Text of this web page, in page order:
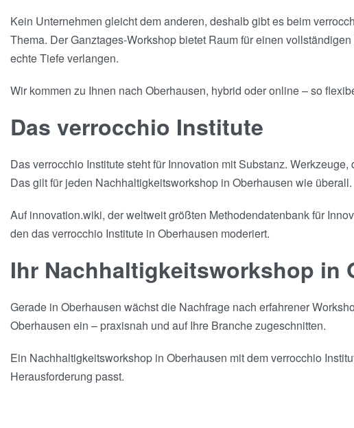
Kein Unternehmen gleicht dem anderen, deshalb gibt es beim
Thema. Der Ganztages-Workshop bietet Raum für einen
echte Tiefe verlangen.
Wir kommen zu Ihnen nach Oberhausen, hybrid oder online – so
Das verrocchio Institute
Das verrocchio Institute steht für Innovation mit Substanz.
Das gilt für jeden Nachhaltigkeitsworkshop in Oberhausen wie überall.
Auf innovation.wiki, der weltweit größten Methodendatenbank für
den das verrocchio Institute in Oberhausen moderiert.
Ihr Nachhaltigkeitsworkshop in
Gerade in Oberhausen wächst die Nachfrage nach erfahrener
Oberhausen ein – praxisnah und auf Ihre Branche zugeschnitten.
Ein Nachhaltigkeitsworkshop in Oberhausen mit dem verrocchio
Herausforderung passt.